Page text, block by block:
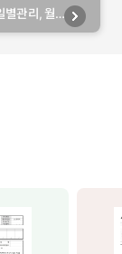
별관리, 월